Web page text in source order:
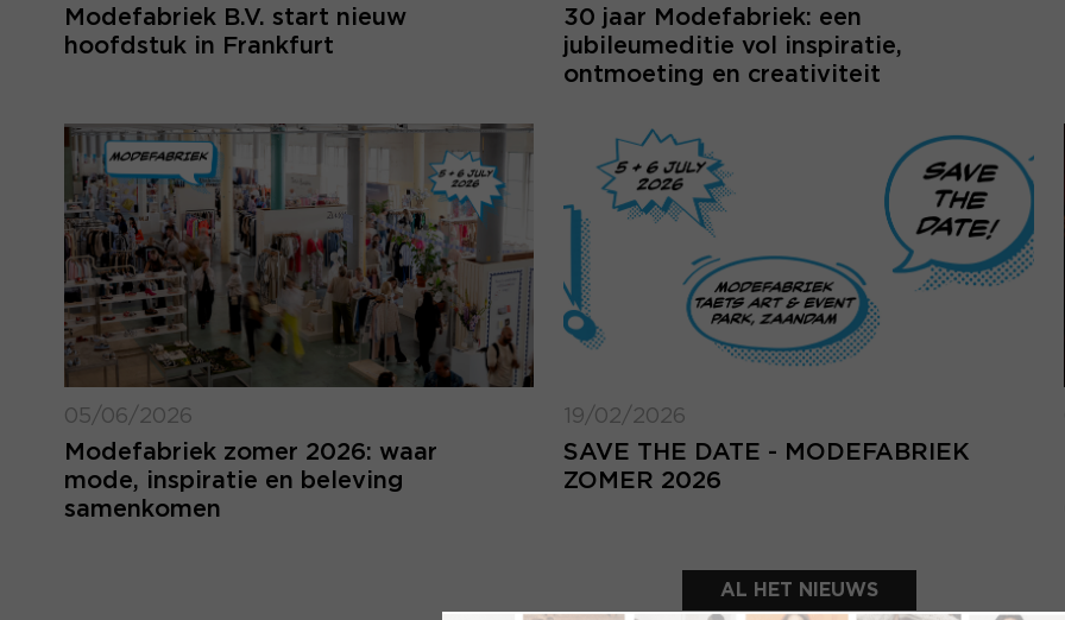
Modefabriek B.V. start nieuw
hoofdstuk in Frankfurt
30 jaar Modefabriek: een
jubileumeditie vol inspiratie,
ontmoeting en creativiteit
05/06/2026
Modefabriek zomer 2026: waar
mode, inspiratie en beleving
samenkomen
19/02/2026
SAVE THE DATE - MODEFABRIEK
ZOMER 2026
AL HET NIEUWS